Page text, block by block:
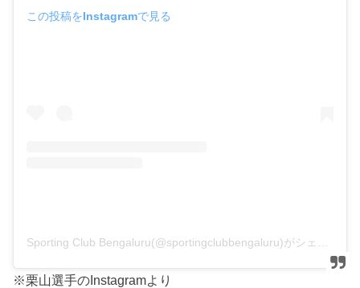
この投稿をInstagramで見る
※栗山選手のInstagramより